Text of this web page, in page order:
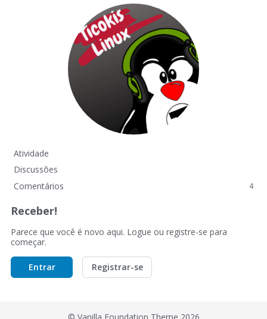
Atividade
Discussões
Comentários
4
Receber!
Parece que você é novo aqui. Logue ou registre-se para
começar.
Entrar Registrar-se